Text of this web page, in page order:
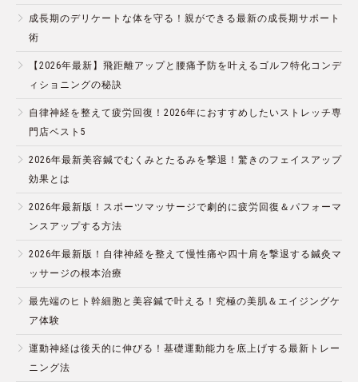
成長期のデリケートな体を守る！親ができる最新の成長期サポート
術
【2026年最新】飛距離アップと腰痛予防を叶えるゴルフ特化コンデ
ィショニングの秘訣
自律神経を整えて疲労回復！2026年におすすめしたいストレッチ専
門店ベスト5
2026年最新美容鍼でむくみとたるみを撃退！驚きのフェイスアップ
効果とは
2026年最新版！スポーツマッサージで劇的に疲労回復＆パフォーマ
ンスアップする方法
2026年最新版！自律神経を整えて慢性痛や四十肩を撃退する鍼灸マ
ッサージの根本治療
最先端のヒト幹細胞と美容鍼で叶える！究極の美肌＆エイジングケ
ア体験
運動神経は後天的に伸びる！基礎運動能力を底上げする最新トレー
ニング法